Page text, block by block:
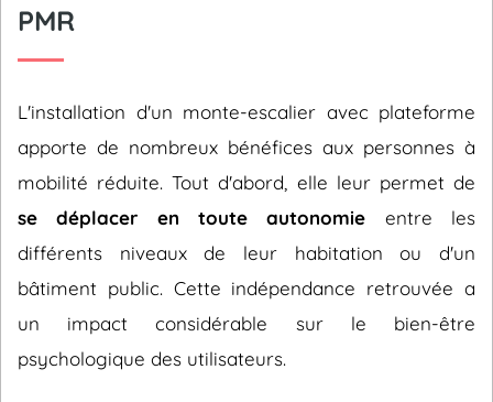
PMR
L'installation d'un monte-escalier avec plateforme
apporte de nombreux bénéfices aux personnes à
mobilité réduite. Tout d'abord, elle leur permet de
se déplacer en toute autonomie entre les
différents niveaux de leur habitation ou d'un
bâtiment public. Cette indépendance retrouvée a
un impact considérable sur le bien-être
psychologique des utilisateurs.